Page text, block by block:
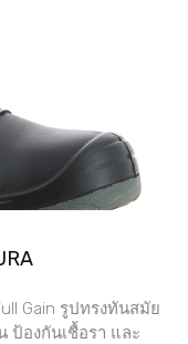
Gain รูปทรงทันสมัย
ป้องกันเชื้อรา และ